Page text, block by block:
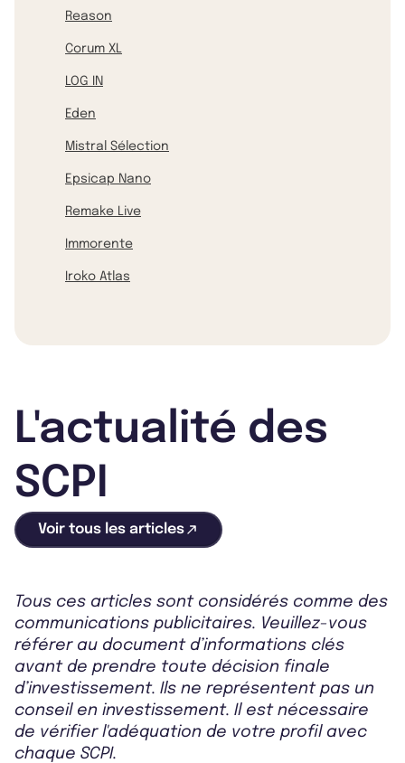
Reason
Corum XL
LOG IN
Eden
Mistral Sélection
Epsicap Nano
Remake Live
Immorente
Iroko Atlas
L'actualité des
SCPI
Voir tous les articles
Tous ces articles sont considérés comme des
communications publicitaires. Veuillez-vous
référer au document d’informations clés
avant de prendre toute décision finale
d’investissement. Ils ne représentent pas un
conseil en investissement. Il est nécessaire
de vérifier l'adéquation de votre profil avec
chaque SCPI.